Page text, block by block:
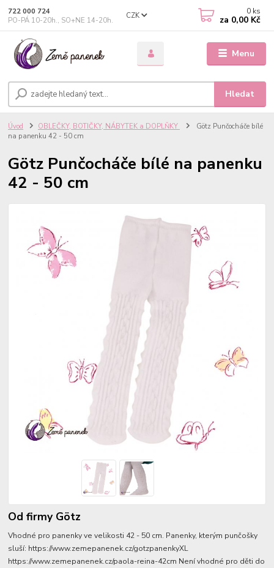
Menu
CZK
Hledat
722 000 724
PO-PÁ 10-20h., SO+NE 14-20h.
0 ks
za 0,00 Kč
Úvod OBLEČKY, BOTIČKY, NÁBYTEK a DOPLŇKY
Götz Punčocháče bílé
na panenku 42 - 50 cm
Götz Punčocháče bílé na panenku
42 - 50 cm
Od firmy Götz
Vhodné pro panenky ve velikosti 42 - 50 cm. Panenky, kterým punčošky
sluší: https://www.zemepanenek.cz/gotzpanenkyXL
https://www.zemepanenek.cz/paola-reina-42cm Není vhodné pro děti do